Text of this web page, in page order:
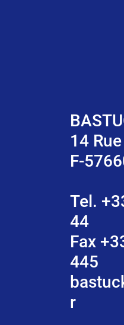
14
F-
Tel.
44
Fax
445
r